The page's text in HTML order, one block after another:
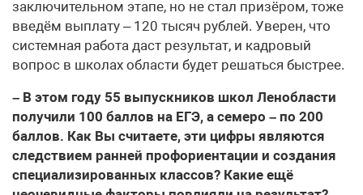
заключительном этапе, но не стал призёром, тоже
введём выплату – 120 тысяч рублей. Уверен, что
системная работа даст результат, и кадровый
вопрос в школах области будет решаться быстрее.
– В этом году 55 выпускников школ Ленобласти
получили 100 баллов на ЕГЭ, а семеро – по 200
баллов. Как Вы считаете, эти цифры являются
следствием ранней профориентации и создания
специализированных классов? Какие ещё